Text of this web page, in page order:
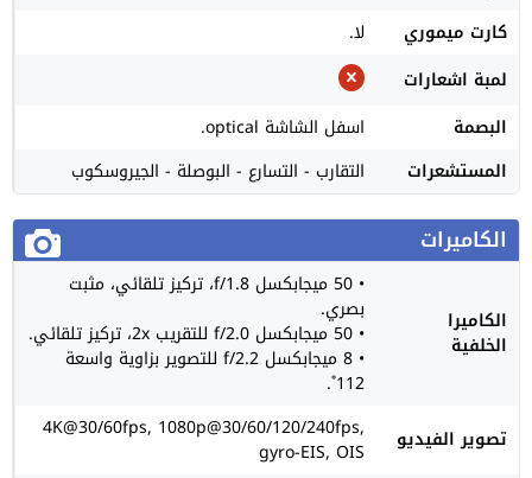
كارت ميموري
لا.
لمبة اشعارات
البصمة
اسفل الشاشة optical.
المستشعرات
التقارب - التسارع - البوصلة - الجيروسكوب
الكاميرات
الكاميرا
الخلفية
• 50 ميجابكسل f/1.8، تركيز تلقائي، مثبت
بصري.
• 50 ميجابكسل f/2.0 للتقريب 2x، تركيز تلقائي.
• 8 ميجابكسل f/2.2 للتصوير بزاوية واسعة
112˚.
تصوير الفيديو
4K@30/60fps, 1080p@30/60/120/240fps,
gyro-EIS, OIS